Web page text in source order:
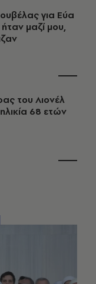
για Εύα
μαζί μου,
του Λιονέλ
68 ετών